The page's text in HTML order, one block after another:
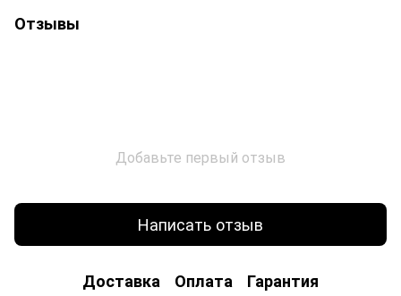
Отзывы
Добавьте первый отзыв
Написать отзыв
Доставка Оплата Гарантия